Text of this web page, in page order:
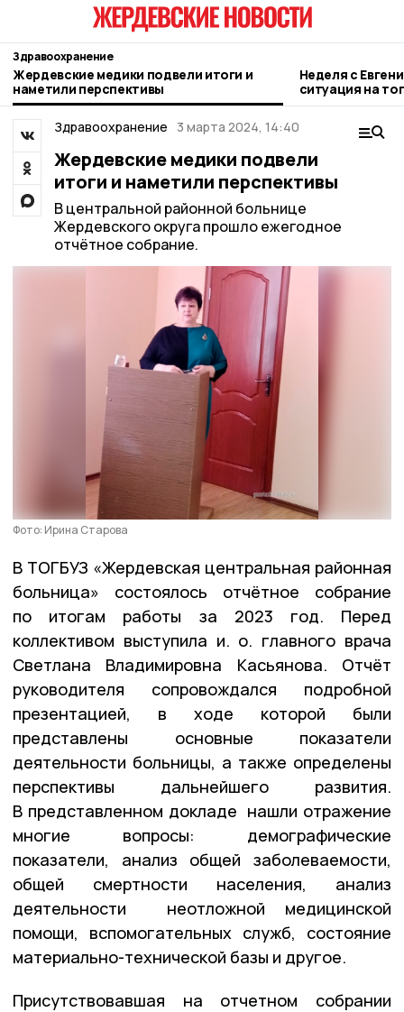
Здравоохранение
Жердевские медики подвели итоги и
наметили перспективы
Неделя с
ситуация на
городе и
Здравоохранение
3 марта 2024, 14:40
Жердевские медики подвели
итоги и наметили перспективы
В центральной районной больнице
Жердевского округа прошло ежегодное
отчётное собрание.
Фото: Ирина Старова
В ТОГБУЗ «Жердевская центральная районная
больница» состоялось отчётное собрание
по итогам работы за 2023 год. Перед
коллективом выступила и. о. главного врача
Светлана Владимировна Касьянова. Отчёт
руководителя сопровождался подробной
презентацией, в ходе которой были
представлены основные показатели
деятельности больницы, а также определены
перспективы дальнейшего развития.
В представленном докладе нашли отражение
многие вопросы: демографические
показатели, анализ общей заболеваемости,
общей смертности населения, анализ
деятельности неотложной медицинской
помощи, вспомогательных служб, состояние
материально-технической базы и другое.
Присутствовавшая на отчетном собрании